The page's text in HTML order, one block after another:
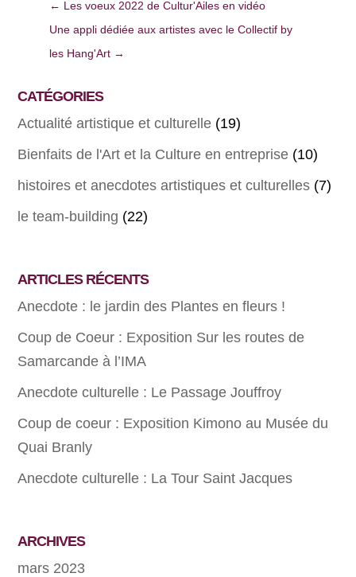
← Les voeux 2022 de Cultur'Ailes en vidéo
Une appli dédiée aux artistes avec le Collectif by
les Hang'Art →
CATÉGORIES
Actualité artistique et culturelle (19)
Bienfaits de l'Art et la Culture en entreprise (10)
histoires et anecdotes artistiques et culturelles (7)
le team-building (22)
ARTICLES RÉCENTS
Anecdote : le jardin des Plantes en fleurs !
Coup de Coeur : Exposition Sur les routes de
Samarcande à l’IMA
Anecdote culturelle : Le Passage Jouffroy
Coup de coeur : Exposition Kimono au Musée du
Quai Branly
Anecdote culturelle : La Tour Saint Jacques
ARCHIVES
mars 2023